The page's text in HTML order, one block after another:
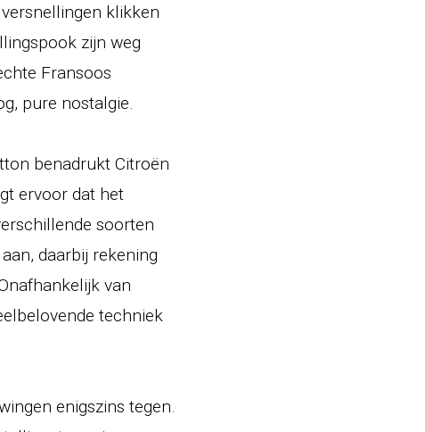
klikken
zijn weg
Fransoos
pure nostalgie.
benadrukt Citroën
ervoor dat het
soorten
daarbij rekening
van
techniek
enigszins tegen.